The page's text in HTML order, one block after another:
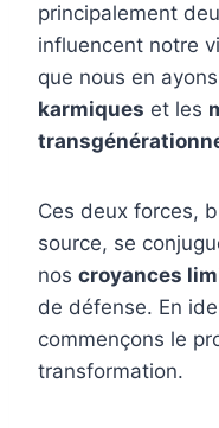
principalement
influencent notre
que nous en
karmiques et les
Ces deux forces,
source, se
nos croyances
de défense. En
commençons le
transformation.